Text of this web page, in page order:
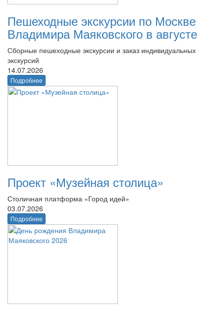
Пешеходные экскурсии по Москве
Владимира Маяковского в августе
Сборные пешеходные экскурсии и заказ индивидуальных
экскурсий
14.07.2026
Подробнее
Проект «Музейная столица»
Столичная платформа «Город идей»
03.07.2026
Подробнее